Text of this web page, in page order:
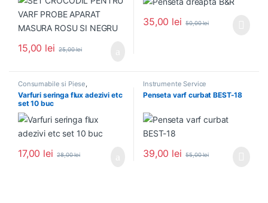
15,00 lei 25,00lei
35,00 lei 50,00lei
Consumabile si Piese,
Instrumente Service
Varfuri seringa flux adezivi etc
set 10 buc
17,00 lei 28,00lei
Instrumente Service
Penseta varf curbat BEST-18
39,00 lei 55,00lei